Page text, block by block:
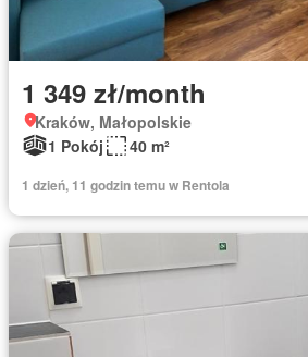
1 349 zł/month
Kraków, Małopolskie
1 Pokój
40 m²
1 dzień, 11 godzin temu w Rentola